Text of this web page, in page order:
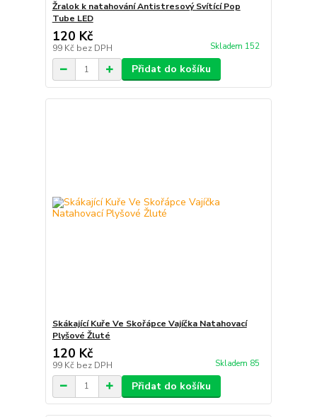
Žralok k natahování Antistresový Svítící Pop
Tube LED
120 Kč
99 Kč bez DPH Skladem 152
Přidat do košíku
Skákající Kuře Ve Skořápce Vajíčka Natahovací
Plyšové Žluté
120 Kč
99 Kč bez DPH Skladem 85
Přidat do košíku